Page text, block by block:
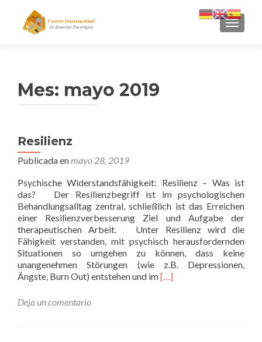
Mes: mayo 2019
Resilienz
Publicada enmayo 28, 2019
Psychische Widerstandsfähigkeit: Resilienz – Was ist
das? Der Resilienzbegriff ist im psychologischen
Behandlungsalltag zentral, schließlich ist das Erreichen
einer Resilienzverbesserung Ziel und Aufgabe der
therapeutischen Arbeit. Unter Resilienz wird die
Fähigkeit verstanden, mit psychisch herausfordernden
Situationen so umgehen zu können, dass keine
unangenehmen Störungen (wie z.B. Depressionen,
Ängste, Burn Out) entstehen und imLeer
[…]
Deja un comentario